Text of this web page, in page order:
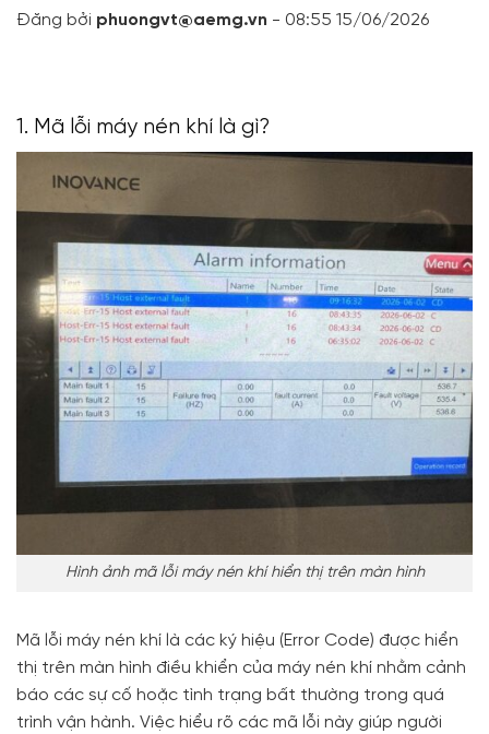
Đăng bởi phuongvt@aemg.vn - 08:55 15/06/2026
1. Mã lỗi máy nén khí là gì?
Hình ảnh mã lỗi máy nén khí hiển thị trên màn hình
Mã lỗi máy nén khí là các ký hiệu (Error Code) được hiển
thị trên màn hình điều khiển của máy nén khí nhằm cảnh
báo các sự cố hoặc tình trạng bất thường trong quá
trình vận hành. Việc hiểu rõ các mã lỗi này giúp người